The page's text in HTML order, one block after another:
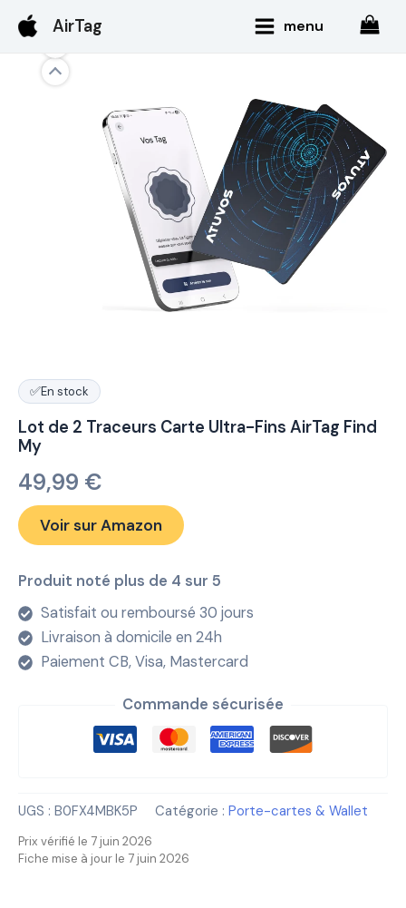
contenu
AirTag
Mainmenu
✅En stock
Lot de 2 Traceurs Carte Ultra-Fins AirTag Find
My
49,99 €
Voir sur Amazon
Produit noté plus de 4 sur 5
Satisfait ou remboursé 30 jours
Livraison à domicile en 24h
Paiement CB, Visa, Mastercard
Commande sécurisée
UGS : B0FX4MBK5P Catégorie : Porte-cartes & Wallet
Prix vérifié le 7 juin 2026
Fiche mise à jour le 7 juin 2026